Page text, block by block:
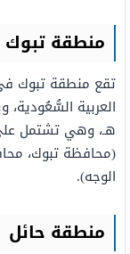
منطقة تبوك
تقع منطقة تبوك في
هـ، وهي تشتمل
(محافظة تبوك،
الوجه).
منطقة حائل